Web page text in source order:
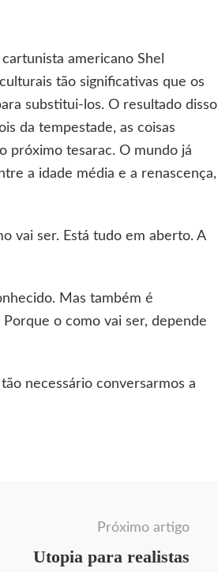
americano Shel
tão significativas que os
substitui-los. O resultado disso
da tempestade, as coisas
próximo tesarac. O mundo já
a idade média e a renascença,
vai ser. Está tudo em aberto. A
Mas também é
o como vai ser, depende
necessário conversarmos a
Próximo artigo
Utopia para realistas
cotidiano
curiosidades decoração